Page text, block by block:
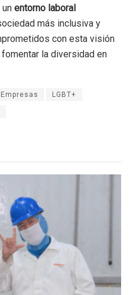
entorno laboral
más inclusiva y
con esta visión
la diversidad en
Empresas LGBT+